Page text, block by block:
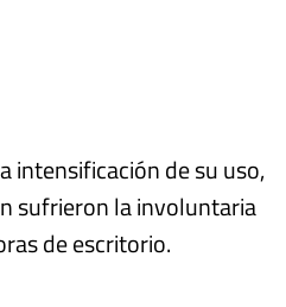
intensificación de su uso,
sufrieron la involuntaria
de escritorio.